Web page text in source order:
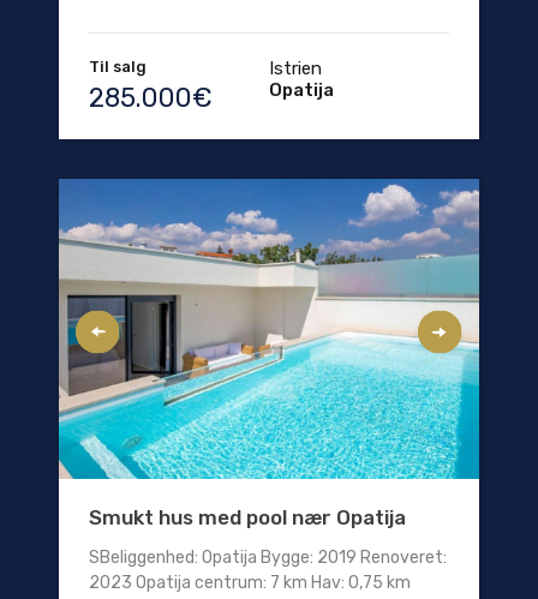
Til salg
285.000€
Istrien
Opatija
Smukt hus med pool nær Opatija
SBeliggenhed: Opatija Bygge: 2019 Renoveret:
2023 Opatija centrum: 7 km Hav: 0,75 km